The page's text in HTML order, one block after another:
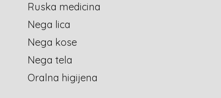
Ruska medicina
Nega lica
Nega kose
Nega tela
Oralna higijena